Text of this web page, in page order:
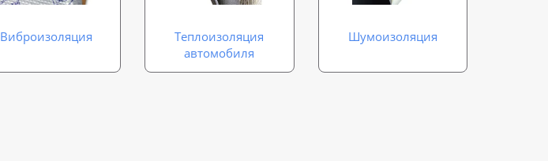
Виброизоляция
Теплоизоляция
автомобиля
Шумоизоляция